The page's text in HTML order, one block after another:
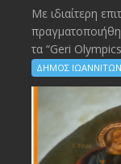
Με ιδιαίτερη
τα “Geri
ΔΗΜΟΣ ΙΩΑΝΝΙΤΩΝ